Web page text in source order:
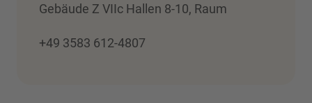
Gebäude Z VIIc Hallen 8-10, Raum
+49 3583 612-4807